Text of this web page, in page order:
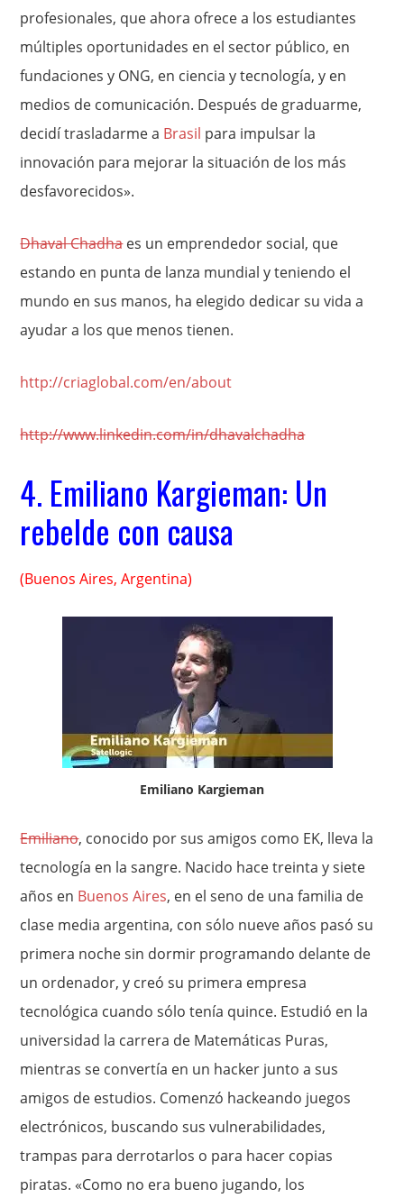
profesionales, que ahora ofrece a los estudiantes
múltiples oportunidades en el sector público, en
fundaciones y ONG, en ciencia y tecnología, y en
medios de comunicación. Después de graduarme,
decidí trasladarme a Brasil para impulsar la
innovación para mejorar la situación de los más
desfavorecidos».
Dhaval Chadhaes un emprendedor social, que
estando en punta de lanza mundial y teniendo el
mundo en sus manos, ha elegido dedicar su vida a
ayudar a los que menos tienen.
http://criaglobal.com/en/about
http://www.linkedin.com/in/dhavalchadha
4. Emiliano Kargieman: Un
rebelde con causa
(Buenos Aires, Argentina)
Emiliano Kargieman
Emiliano, conocido por sus amigos como EK, lleva la
tecnología en la sangre. Nacido hace treinta y siete
años en Buenos Aires, en el seno de una familia de
clase media argentina, con sólo nueve años pasó su
primera noche sin dormir programando delante de
un ordenador, y creó su primera empresa
tecnológica cuando sólo tenía quince. Estudió en la
universidad la carrera de Matemáticas Puras,
mientras se convertía en un hacker junto a sus
amigos de estudios. Comenzó hackeando juegos
electrónicos, buscando sus vulnerabilidades,
trampas para derrotarlos o para hacer copias
piratas. «Como no era bueno jugando, los